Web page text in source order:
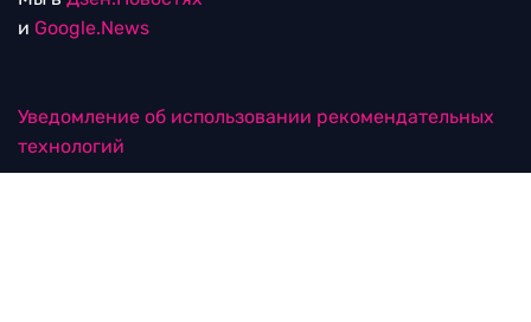
и Google.News
Уведомление об использовании рекомендательных
технологий